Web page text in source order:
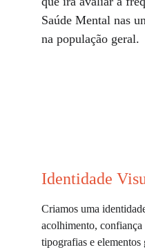
Saúde Mental nas
na população geral.
Identidade
Criamos uma
acolhimento, confiança
tipografias e